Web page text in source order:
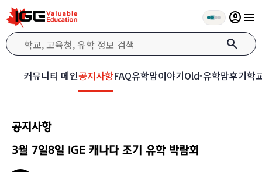
search
account_circlemenu
커뮤니티 메인공지사항FAQ유학맘이야기Old-유학맘후기학
공지사항
3월 7일8일 IGE 캐나다 조기 유학 박람회